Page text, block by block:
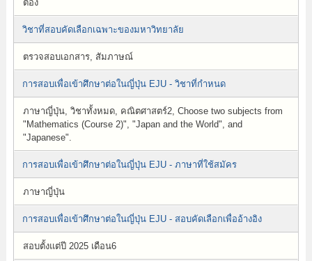
ต้อง
วิชาที่สอบคัดเลือกเฉพาะของมหาวิทยาลัย
ตรวจสอบเอกสาร, สัมภาษณ์
การสอบเพื่อเข้าศึกษาต่อในญี่ปุ่น EJU - วิชาที่กำหนด
ภาษาญี่ปุ่น, วิชาทั้งหมด, คณิตศาสตร์2, Choose two subjects from
"Mathematics (Course 2)", "Japan and the World", and
"Japanese".
การสอบเพื่อเข้าศึกษาต่อในญี่ปุ่น EJU - ภาษาที่ใช้สมัคร
ภาษาญี่ปุ่น
การสอบเพื่อเข้าศึกษาต่อในญี่ปุ่น EJU - สอบคัดเลือกเพื่ออ้างอิง
สอบตั้งแต่ปี 2025 เดือน6